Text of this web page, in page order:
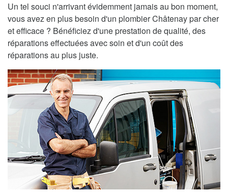
Un tel souci n'arrivant évidemment jamais au bon moment,
vous avez en plus besoin d'un plombier Châtenay par cher
et efficace ? Bénéficiez d'une prestation de qualité, des
réparations effectuées avec soin et d'un coût des
réparations au plus juste.